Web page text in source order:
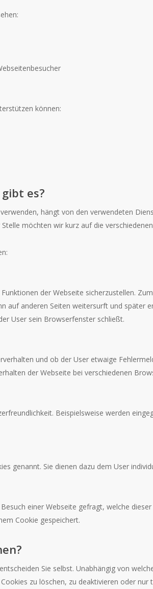
können:
es?
hängt von den verwendeten
möchten wir kurz auf die
der Webseite sicherzustellen.
auf anderen Seiten weitersurft und später
User sein Browserfenster schließt.
und ob der User etwaige
der Webseite bei verschiedenen
Beispielsweise werden
genannt. Sie dienen dazu dem User
einer Webseite gefragt, welche
Cookie gespeichert.
Sie selbst. Unabhängig von
zu löschen, zu deaktivieren oder nur